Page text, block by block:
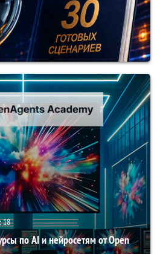
18
по AI и нейросетям от Open